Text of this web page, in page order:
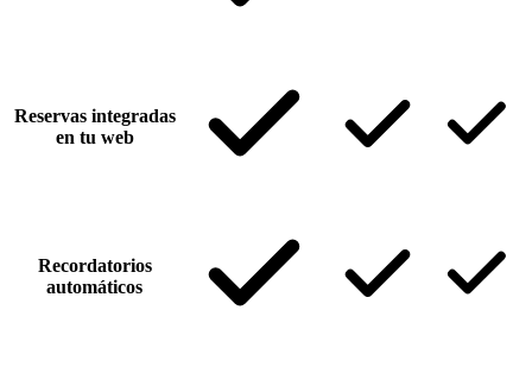
Reservas integradas
en tu web
Recordatorios
automáticos